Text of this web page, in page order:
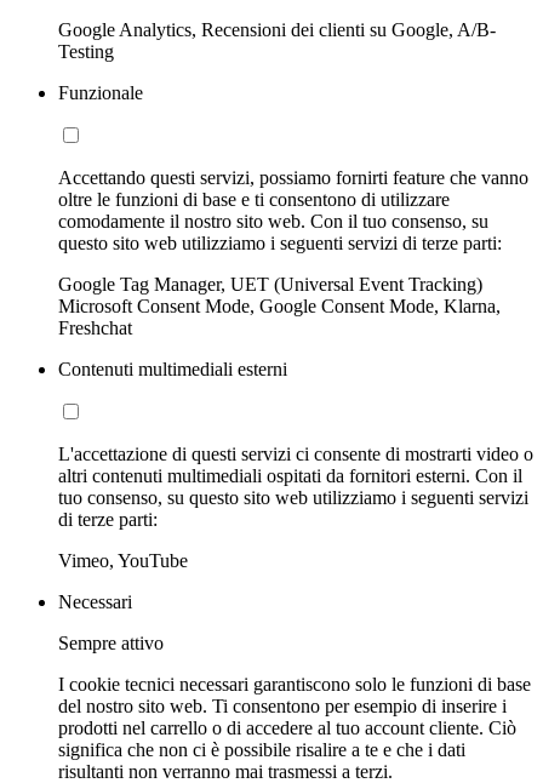
Google Analytics, Recensioni dei clienti su Google, A/B-
Testing
Funzionale
Accettando questi servizi, possiamo fornirti feature che vanno
oltre le funzioni di base e ti consentono di utilizzare
comodamente il nostro sito web. Con il tuo consenso, su
questo sito web utilizziamo i seguenti servizi di terze parti:
Google Tag Manager, UET (Universal Event Tracking)
Microsoft Consent Mode, Google Consent Mode, Klarna,
Freshchat
Contenuti multimediali esterni
L'accettazione di questi servizi ci consente di mostrarti video o
altri contenuti multimediali ospitati da fornitori esterni. Con il
tuo consenso, su questo sito web utilizziamo i seguenti servizi
di terze parti:
Vimeo, YouTube
Necessari
Sempre attivo
I cookie tecnici necessari garantiscono solo le funzioni di base
del nostro sito web. Ti consentono per esempio di inserire i
prodotti nel carrello o di accedere al tuo account cliente. Ciò
significa che non ci è possibile risalire a te e che i dati
risultanti non verranno mai trasmessi a terzi.